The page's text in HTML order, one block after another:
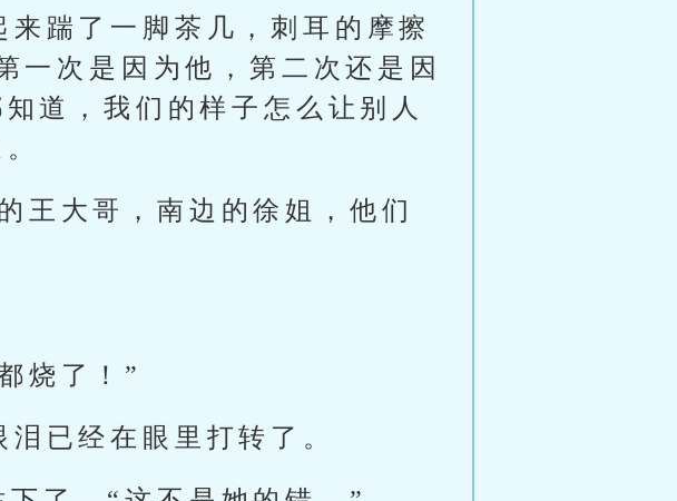
踹了一脚茶几，刺耳的摩擦
一次是因为他，第二次还是因
道，我们的样子怎么让别人
王大哥，南边的徐姐，他们
烧了！”
已经在眼里打转了。